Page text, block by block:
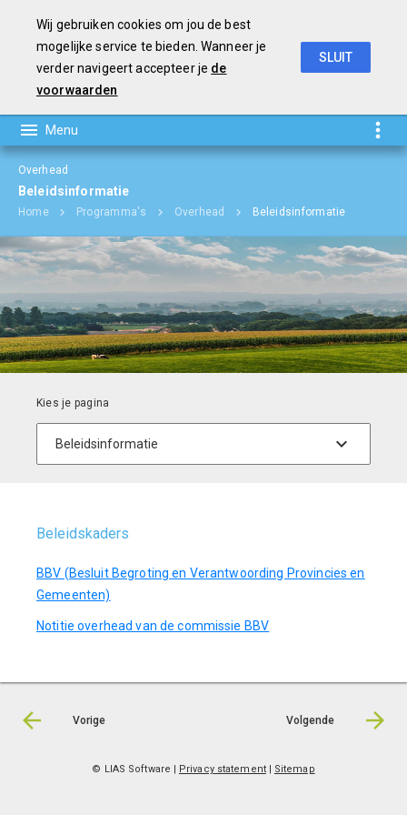
Overhead
Beleidsinformatie
Home Programma's Overhead Beleidsinformatie
Beleidskaders
BBV (Besluit Begroting en Verantwoording Provincies en
Gemeenten)
Notitie overhead van de commissie BBV
Vorige Volgende
© LIAS Software | Privacy statement| Sitemap
Wij gebruiken cookies om jou de best
mogelijke service te bieden. Wanneer je
verder navigeert accepteer je de
voorwaarden
SLUIT